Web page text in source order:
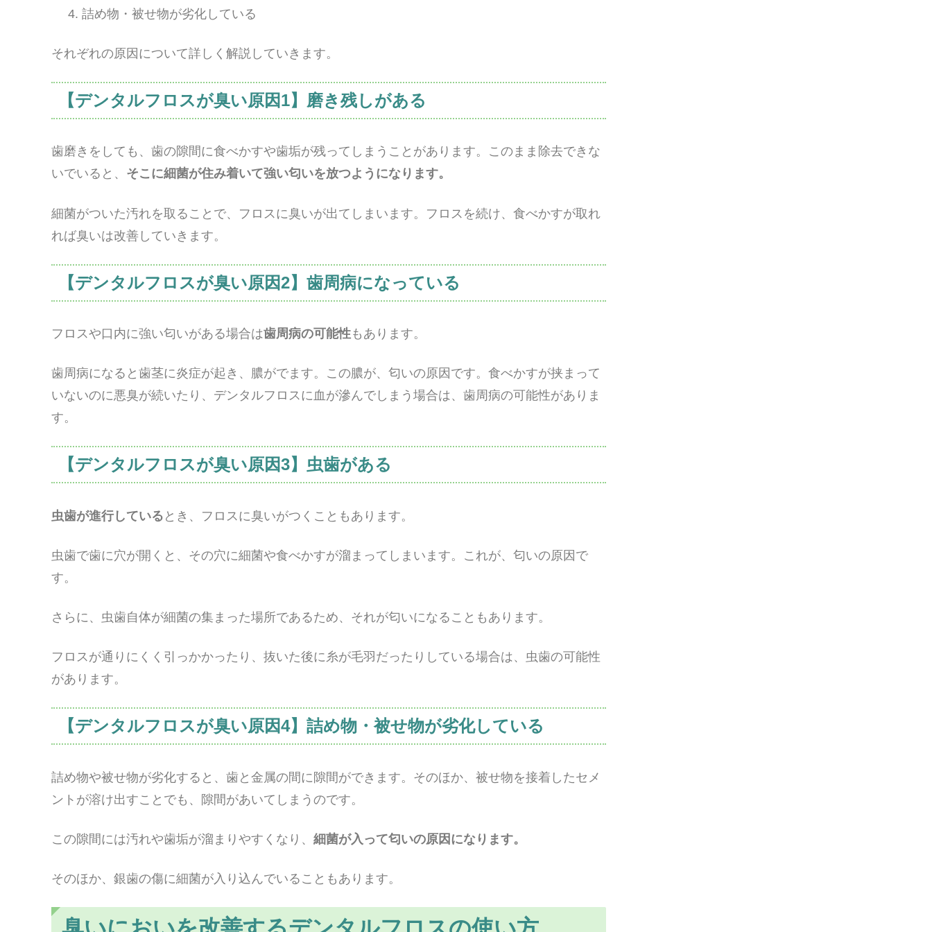
詰め物・被せ物が劣化している
それぞれの原因について詳しく解説していきます。
【デンタルフロスが臭い原因1】磨き残しがある
歯磨きをしても、歯の隙間に食べかすや歯垢が残ってしまうことがあります。このまま除去できな
いでいると、 そこに細菌が住み着いて強い匂いを放つようになります。
細菌がついた汚れを取ることで、フロスに臭いが出てしまいます。フロスを続け、食べかすが取れ
れば臭いは改善していきます。
【デンタルフロスが臭い原因2】歯周病になっている
フロスや口内に強い匂いがある場合は歯周病の可能性もあります。
歯周病になると歯茎に炎症が起き、膿がでます。この膿が、匂いの原因です。食べかすが挟まって
いないのに悪臭が続いたり、デンタルフロスに血が滲んでしまう場合は、歯周病の可能性がありま
す。
【デンタルフロスが臭い原因3】虫歯がある
虫歯が進行している とき、フロスに臭いがつくこともあります。
虫歯で歯に穴が開くと、その穴に細菌や食べかすが溜まってしまいます。これが、匂いの原因で
す。
さらに、虫歯自体が細菌の集まった場所であるため、それが匂いになることもあります。
フロスが通りにくく引っかかったり、抜いた後に糸が毛羽だったりしている場合は、虫歯の可能性
があります。
【デンタルフロスが臭い原因4】詰め物・被せ物が劣化している
詰め物や被せ物が劣化すると、歯と金属の間に隙間ができます。そのほか、被せ物を接着したセメ
ントが溶け出すことでも、隙間があいてしまうのです。
この隙間には汚れや歯垢が溜まりやすくなり、 細菌が入って匂いの原因になります。
そのほか、銀歯の傷に細菌が入り込んでいることもあります。